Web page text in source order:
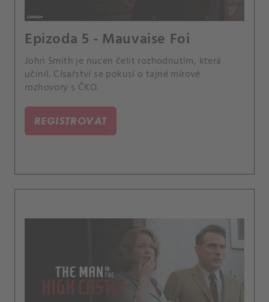
Epizoda 5 - Mauvaise Foi
John Smith je nucen čelit rozhodnutím, která
učinil. Císařství se pokusí o tajné mírové
rozhovory s ČKO.
REGISTROVAT